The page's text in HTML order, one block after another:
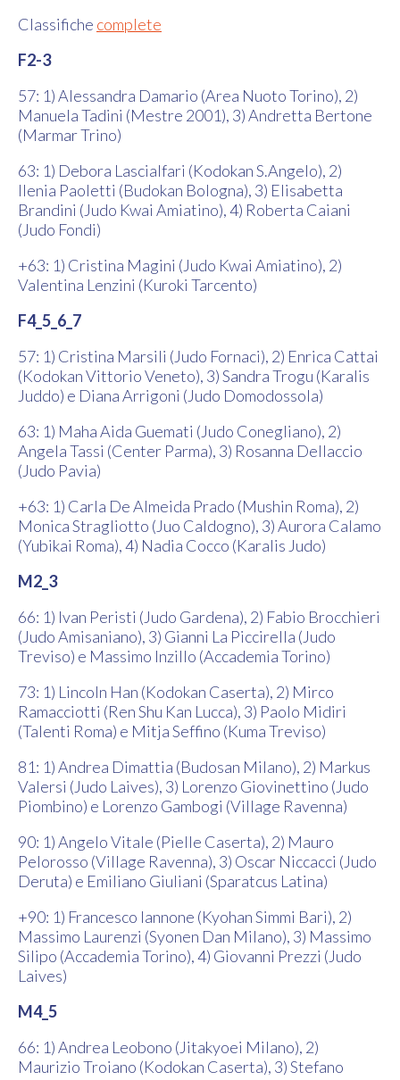
Classifiche complete
F2-3
57: 1) Alessandra Damario (Area Nuoto Torino), 2)
Manuela Tadini (Mestre 2001), 3) Andretta Bertone
(Marmar Trino)
63: 1) Debora Lascialfari (Kodokan S.Angelo), 2)
Ilenia Paoletti (Budokan Bologna), 3) Elisabetta
Brandini (Judo Kwai Amiatino), 4) Roberta Caiani
(Judo Fondi)
+63: 1) Cristina Magini (Judo Kwai Amiatino), 2)
Valentina Lenzini (Kuroki Tarcento)
F4_5_6_7
57: 1) Cristina Marsili (Judo Fornaci), 2) Enrica Cattai
(Kodokan Vittorio Veneto), 3) Sandra Trogu (Karalis
Juddo) e Diana Arrigoni (Judo Domodossola)
63: 1) Maha Aida Guemati (Judo Conegliano), 2)
Angela Tassi (Center Parma), 3) Rosanna Dellaccio
(Judo Pavia)
+63: 1) Carla De Almeida Prado (Mushin Roma), 2)
Monica Stragliotto (Juo Caldogno), 3) Aurora Calamo
(Yubikai Roma), 4) Nadia Cocco (Karalis Judo)
M2_3
66: 1) Ivan Peristi (Judo Gardena), 2) Fabio Brocchieri
(Judo Amisaniano), 3) Gianni La Piccirella (Judo
Treviso) e Massimo Inzillo (Accademia Torino)
73: 1) Lincoln Han (Kodokan Caserta), 2) Mirco
Ramacciotti (Ren Shu Kan Lucca), 3) Paolo Midiri
(Talenti Roma) e Mitja Seffino (Kuma Treviso)
81: 1) Andrea Dimattia (Budosan Milano), 2) Markus
Valersi (Judo Laives), 3) Lorenzo Giovinettino (Judo
Piombino) e Lorenzo Gambogi (Village Ravenna)
90: 1) Angelo Vitale (Pielle Caserta), 2) Mauro
Pelorosso (Village Ravenna), 3) Oscar Niccacci (Judo
Deruta) e Emiliano Giuliani (Sparatcus Latina)
+90: 1) Francesco Iannone (Kyohan Simmi Bari), 2)
Massimo Laurenzi (Syonen Dan Milano), 3) Massimo
Silipo (Accademia Torino), 4) Giovanni Prezzi (Judo
Laives)
M4_5
66: 1) Andrea Leobono (Jitakyoei Milano), 2)
Maurizio Troiano (Kodokan Caserta), 3) Stefano